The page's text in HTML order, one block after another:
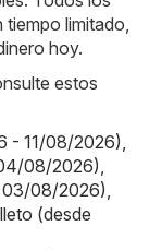
limitado,
hoy.
estos
- 11/08/2026),
08/2026),
03/08/2026),
(desde